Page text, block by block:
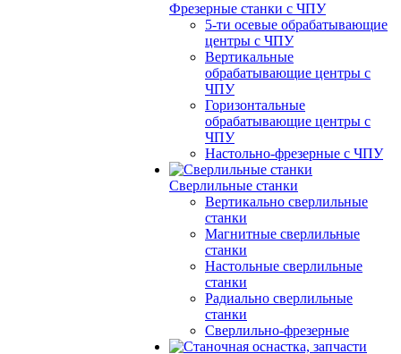
Фрезерные станки с ЧПУ
5-ти осевые обрабатывающие
центры с ЧПУ
Вертикальные
обрабатывающие центры с
ЧПУ
Горизонтальные
обрабатывающие центры с
ЧПУ
Настольно-фрезерные с ЧПУ
Сверлильные станки
Вертикально сверлильные
станки
Магнитные сверлильные
станки
Настольные сверлильные
станки
Радиально сверлильные
станки
Сверлильно-фрезерные